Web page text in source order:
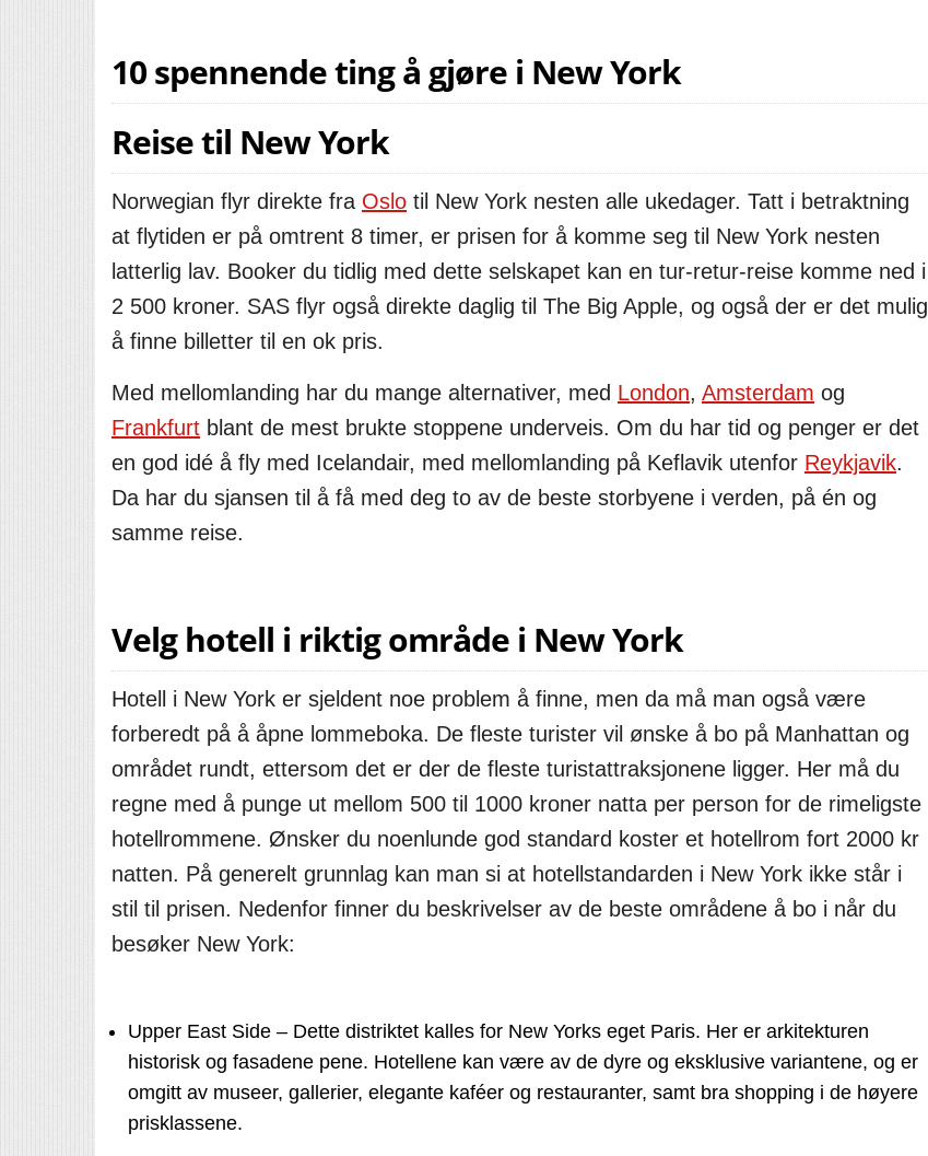
10 spennende ting å gjøre i New York
Reise til New York
Norwegian flyr direkte fra Oslo til New York nesten alle ukedager. Tatt i betraktning
at flytiden er på omtrent 8 timer, er prisen for å komme seg til New York nesten
latterlig lav. Booker du tidlig med dette selskapet kan en tur-retur-reise komme ned i
2 500 kroner. SAS flyr også direkte daglig til The Big Apple, og også der er det mulig
å finne billetter til en ok pris.
Med mellomlanding har du mange alternativer, med London, Amsterdam og
Frankfurt blant de mest brukte stoppene underveis. Om du har tid og penger er det
en god idé å fly med Icelandair, med mellomlanding på Keflavik utenfor Reykjavik.
Da har du sjansen til å få med deg to av de beste storbyene i verden, på én og
samme reise.
Velg hotell i riktig område i New York
Hotell i New York er sjeldent noe problem å finne, men da må man også være
forberedt på å åpne lommeboka. De fleste turister vil ønske å bo på Manhattan og
området rundt, ettersom det er der de fleste turistattraksjonene ligger. Her må du
regne med å punge ut mellom 500 til 1000 kroner natta per person for de rimeligste
hotellrommene. Ønsker du noenlunde god standard koster et hotellrom fort 2000 kr
natten. På generelt grunnlag kan man si at hotellstandarden i New York ikke står i
stil til prisen. Nedenfor finner du beskrivelser av de beste områdene å bo i når du
besøker New York:
Upper East Side – Dette distriktet kalles for New Yorks eget Paris. Her er arkitekturen
historisk og fasadene pene. Hotellene kan være av de dyre og eksklusive variantene, og er
omgitt av museer, gallerier, elegante kaféer og restauranter, samt bra shopping i de høyere
prisklassene.